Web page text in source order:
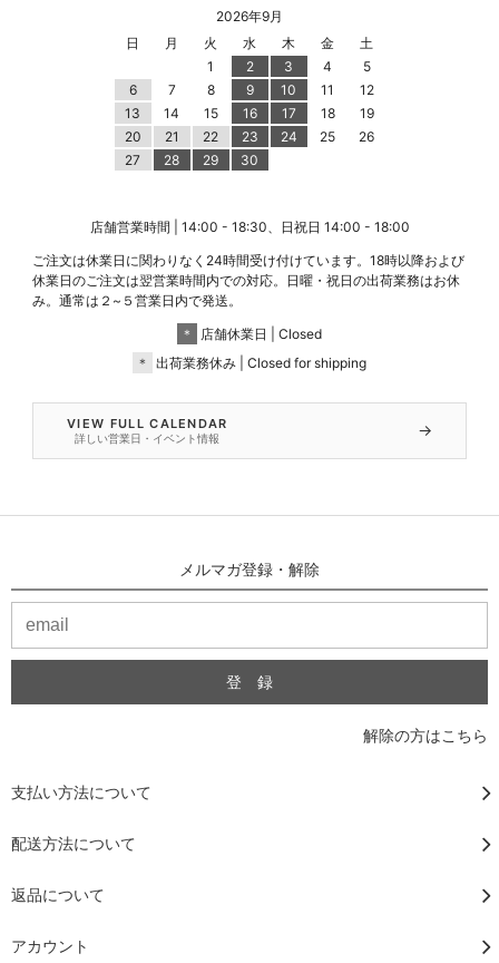
2026年9月
日
月 火 水 木 金
土
1
2 3 4
5
6
7 8 9 10 11
12
13
14 15 16 17 18
19
20
21 22 23 24 25
26
27
28 29 30
店舗営業時間 | 14:00 - 18:30、日祝日 14:00 - 18:00
ご注文は休業日に関わりなく24時間受け付けています。18時以降および
休業日のご注文は翌営業時間内での対応。日曜・祝日の出荷業務はお休
み。通常は２~５営業日内で発送。
＊
店舗休業日 | Closed
＊
出荷業務休み | Closed for shipping
VIEW FULL CALENDAR
詳しい営業日・イベント情報 →
メルマガ登録・解除
解除の方はこちら
支払い方法について
配送方法について
返品について
アカウント